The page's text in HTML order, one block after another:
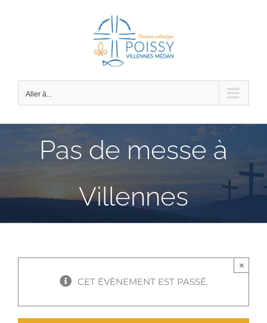
Aller à...
Pas de messe à
Villennes
CET ÉVÈNEMENT EST PASSÉ.
×